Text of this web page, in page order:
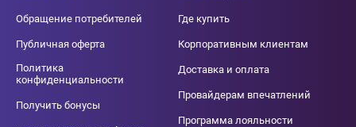
Обращение потребителей
Публичная оферта
Политика
конфиденциальности
Получить бонусы
Где купить
Корпоративным клиентам
Доставка и оплата
Провайдерам впечатлений
Программа лояльности